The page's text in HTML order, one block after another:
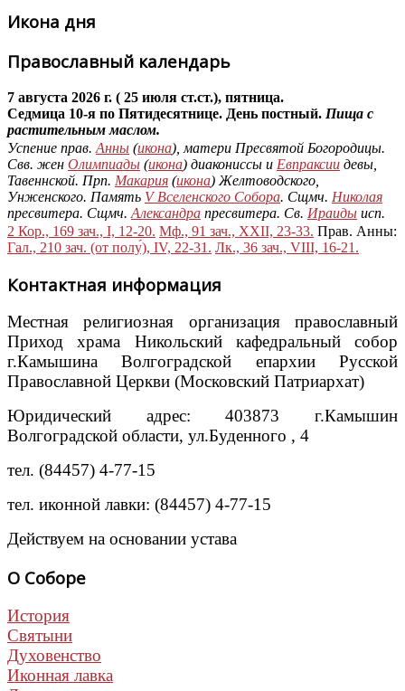
Икона дня
Православный календарь
7 августа 2026 г. ( 25 июля ст.ст.), пятница.
Седмица 10-я по Пятидесятнице. День постный. Пища с
растительным маслом.
Успение прав. Анны (икона), матери Пресвятой Богородицы.
Свв. жен Олимпиады (икона) диакониссы и Евпраксии девы,
Тавеннской. Прп. Макария (икона) Желтоводского,
Унженского. Память V Вселенского Собора. Сщмч. Николая
пресвитера. Сщмч. Александра пресвитера. Св. Ираиды исп.
2 Кор., 169 зач., I, 12-20. Мф., 91 зач., XXII, 23-33. Прав. Анны:
Гал., 210 зач. (от полу́), IV, 22-31. Лк., 36 зач., VIII, 16-21.
Контактная информация
Местная религиозная организация православный
Приход храма Никольский кафедральный собор
г.Камышина Волгоградской епархии Русской
Православной Церкви (Московский Патриархат)
Юридический адрес: 403873 г.Камышин
Волгоградской области, ул.Буденного , 4
тел. (84457) 4-77-15
тел. иконной лавки: (84457) 4-77-15
Действуем на основании устава
О Соборе
История
Святыни
Духовенство
Иконная лавка